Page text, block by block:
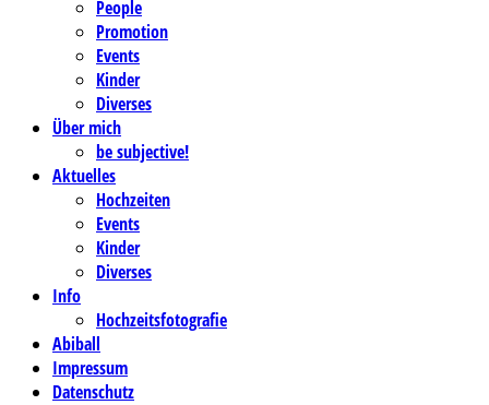
People
Promotion
Events
Kinder
Diverses
Über mich
be subjective!
Aktuelles
Hochzeiten
Events
Kinder
Diverses
Info
Hochzeitsfotografie
Abiball
Impressum
Datenschutz